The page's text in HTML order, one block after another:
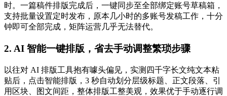
时。一篇稿件排版完成后，一键同步至全部绑定账号草稿箱，
支持批量设置定时发布，原本几小时的多账号发稿工作，十分
钟即可全部完成，矩阵运营几乎无法替代。
2. AI 智能一键排版，省去手动调整繁琐步骤
以往对 AI 排版工具抱有噱头偏见，实测四千字长文纯文本粘
贴后，点击智能排版，3 秒自动划分层级标题、正文段落、引
用区块、图文间距，整体排版工整美观，效果优于手动逐行调